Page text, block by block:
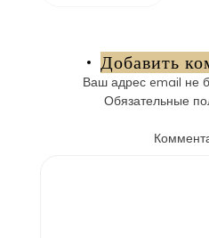
Добавить
Ваш адрес email не
Обязательные